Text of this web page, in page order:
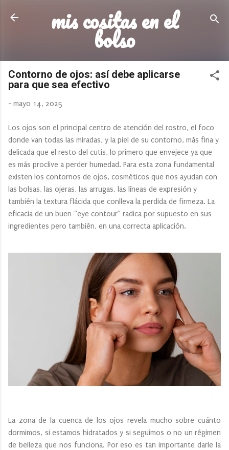
Ir al contenido principal
mis cositas en el
bolso
Contorno de ojos: así debe aplicarse
para que sea efectivo
- mayo 14, 2025
Los ojos son el principal centro de atención del rostro, el foco
donde van todas las miradas, y la piel de su contorno, más fina y
delicada que el resto del cutis, lo primero que envejece ya que
es más proclive a perder humedad. Para esta zona fundamental
existen los contornos de ojos, cosméticos que nos ayudan con
las bolsas, las ojeras, las arrugas, las líneas de expresión y
también la textura flácida que conlleva la perdida de firmeza. La
eficacia de un buen “eye contour” radica por supuesto en sus
ingredientes pero también, en una correcta aplicación.
La zona de la cuenca de los ojos revela mucho sobre cuánto
dormimos, si estamos hidratados y si seguimos o no un régimen
de belleza que nos funciona. Por eso es tan importante darle la